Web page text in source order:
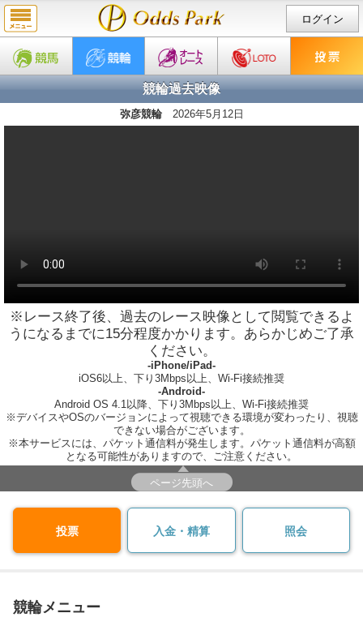
ログイン
競輪過去映像
弥彦競輪 2026年5月12日
※レース終了後、過去のレース映像として閲覧できるよ
うになるまでに15分程度かかります。あらかじめご了承
ください。
-iPhone/iPad-
iOS6以上、下り3Mbps以上、Wi-Fi接続推奨
-Android-
Android OS 4.1以降、下り3Mbps以上、Wi-Fi接続推奨
※デバイスやOSのバージョンによって視聴できる環境が変わったり、視聴
できない場合がございます。
※本サービスには、パケット通信料が発生します。パケット通信料が高額
となる可能性がありますので、ご注意ください。
ページ先頭へ
投票 入金・精算 照会
競輪メニュー